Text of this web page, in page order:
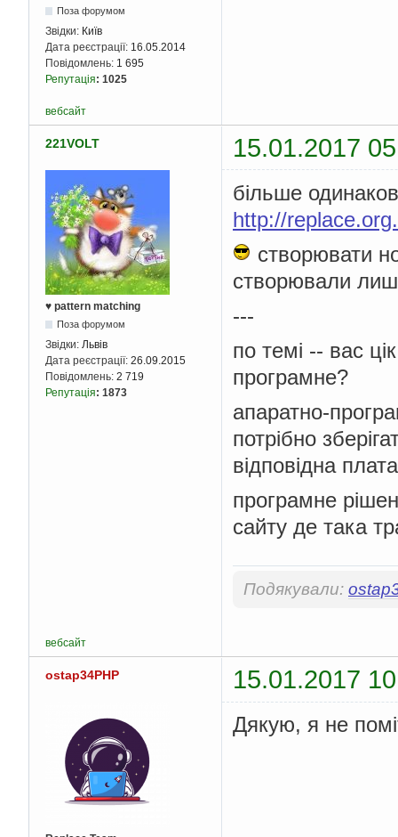
Поза форумом
Звідки: Київ
Дата реєстрації: 16.05.2014
Повідомлень: 1 695
Репутація: 1025
вебсайт
221VOLT 15.01.2017
♥ pattern matching
Поза форумом
Звідки: Львів
Дата реєстрації: 26.09.2015
Повідомлень: 2 719
Репутація: 1873
більше
http://
створювати
створювали
---
по темі -- вас
програмне?
апаратно-
потрібно
відповідна
програмне
сайту де така
Подякували:
вебсайт
ostap34PHP 15.01.2017
Дякую, я не